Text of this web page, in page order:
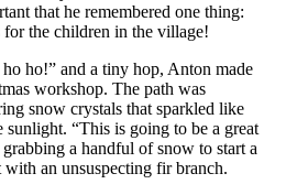
that he remembered one thing:
for the children in the village!
ho!” and a tiny hop, Anton made
workshop. The path was
snow crystals that sparkled like
sunlight. “This is going to be a great
a handful of snow to start a
an unsuspecting fir branch.